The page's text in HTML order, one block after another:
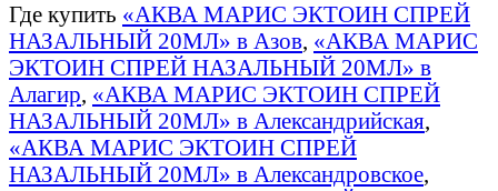
Где купить «АКВА МАРИС ЭКТОИН СПРЕЙ
НАЗАЛЬНЫЙ 20МЛ» в Азов, «АКВА МАРИС
ЭКТОИН СПРЕЙ НАЗАЛЬНЫЙ 20МЛ» в
Алагир, «АКВА МАРИС ЭКТОИН СПРЕЙ
НАЗАЛЬНЫЙ 20МЛ» в Александрийская,
«АКВА МАРИС ЭКТОИН СПРЕЙ
НАЗАЛЬНЫЙ 20МЛ» в Александровское,